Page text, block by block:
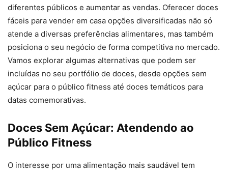
diferentes públicos e aumentar as vendas. Oferecer doces
fáceis para vender em casa opções diversificadas não só
atende a diversas preferências alimentares, mas também
posiciona o seu negócio de forma competitiva no mercado.
Vamos explorar algumas alternativas que podem ser
incluídas no seu portfólio de doces, desde opções sem
açúcar para o público fitness até doces temáticos para
datas comemorativas.
Doces Sem Açúcar: Atendendo ao
Público Fitness
O interesse por uma alimentação mais saudável tem